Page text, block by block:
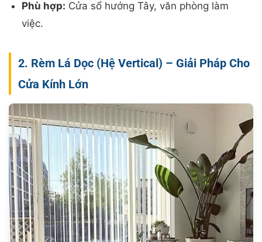
Phù hợp: Cửa sổ hướng Tây, văn phòng làm
việc.
2. Rèm Lá Dọc (Hệ Vertical) – Giải Pháp Cho
Cửa Kính Lớn